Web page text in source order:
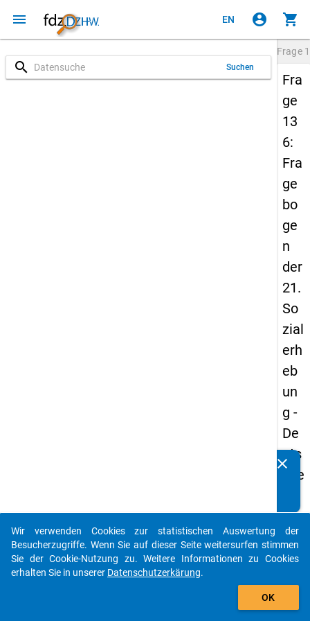
menu EN account_circle shopping_cart
search Suchen
Frage
Fra
ge
13
6:
Fra
ge
bo
ge
n
der
21.
So
zial
erh
eb
un
g -
De
uts
che
d
Bil
du
clear
auto_stories
add_shopping_cart
Wir verwenden Cookies zur statistischen Auswertung der
Besucherzugriffe. Wenn Sie auf dieser Seite weitersurfen stimmen
Sie der Cookie-Nutzung zu. Weitere Informationen zu Cookies
erhalten Sie in unserer Datenschutzerkärung.
OK